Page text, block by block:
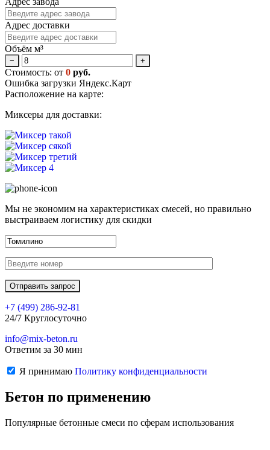
Адрес доставки
Объём м³
− +
Стоимость: от 0 руб.
Ошибка загрузки Яндекс.Карт
Расположение на карте:
Миксеры для доставки:
Мы не экономим на характеристиках смесей, но правильно
выстраиваем логистику для скидки
+7 (499) 286-92-81
24/7 Круглосуточно
info@mix-beton.ru
Ответим за 30 мин
Я принимаю Политику конфиденциальности
Бетон по применению
Популярные бетонные смеси по сферам использования